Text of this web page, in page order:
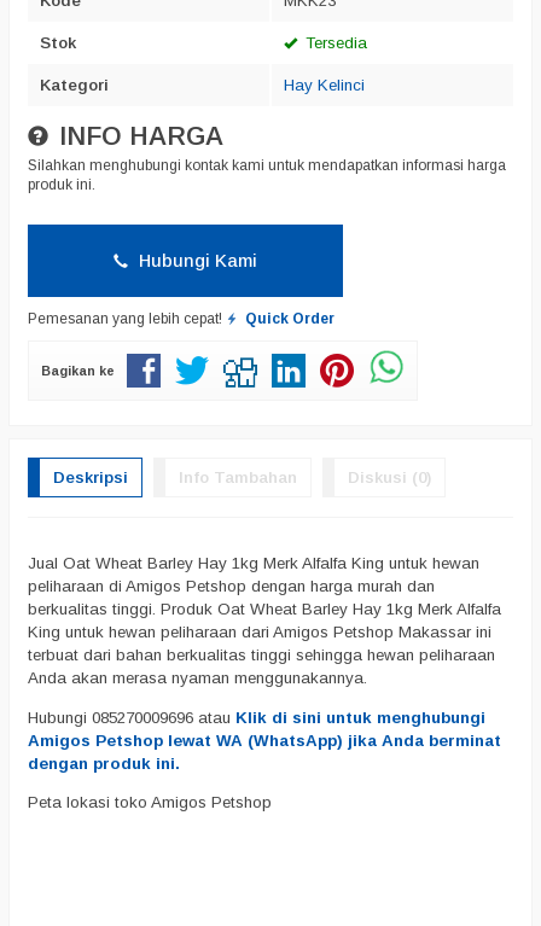
Stok Tersedia
Kategori Hay Kelinci
INFO HARGA
Silahkan menghubungi kontak kami untuk mendapatkan informasi harga
produk ini.
Hubungi Kami
Pemesanan yang lebih cepat! Quick Order
Bagikan ke
Deskripsi Info Tambahan Diskusi (0)
Jual Oat Wheat Barley Hay 1kg Merk Alfalfa King untuk hewan
peliharaan di Amigos Petshop dengan harga murah dan
berkualitas tinggi. Produk Oat Wheat Barley Hay 1kg Merk Alfalfa
King untuk hewan peliharaan dari Amigos Petshop Makassar ini
terbuat dari bahan berkualitas tinggi sehingga hewan peliharaan
Anda akan merasa nyaman menggunakannya.
Hubungi 085270009696 atau Klik di sini untuk menghubungi
Amigos Petshop lewat WA (WhatsApp) jika Anda berminat
dengan produk ini.
Peta lokasi toko Amigos Petshop